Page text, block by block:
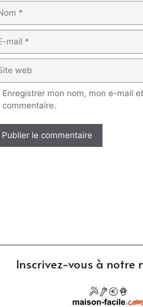
Enregistrer mon nom, mon e-mail
commentaire.
Inscrivez-vous à notre